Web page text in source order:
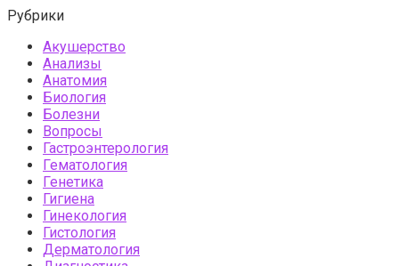
Рубрики
Акушерство
Анализы
Анатомия
Биология
Болезни
Вопросы
Гастроэнтерология
Гематология
Генетика
Гигиена
Гинекология
Гистология
Дерматология